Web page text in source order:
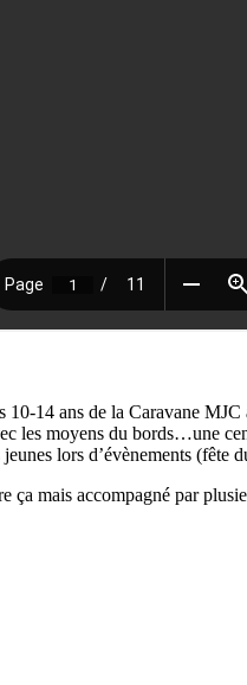
14 ans de la Caravane
les moyens du bords…une
lors d’évènements (fête
ça mais accompagné par